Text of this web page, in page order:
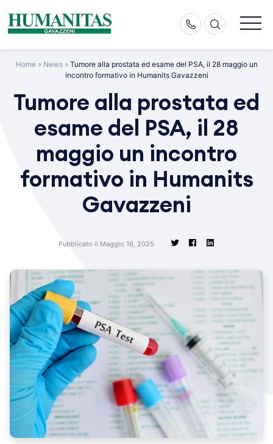
content
Home» News» Tumore alla prostata ed esame del PSA, il 28 maggio un
incontro formativo in Humanits Gavazzeni
Tumore alla prostata ed
esame del PSA, il 28
maggio un incontro
formativo in Humanits
Gavazzeni
Pubblicato il Maggio 16, 2025